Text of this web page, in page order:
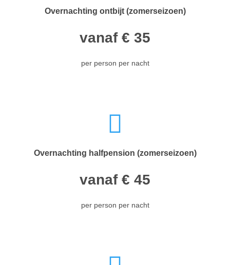
Overnachting ontbijt (zomerseizoen)
vanaf € 35
per person per nacht
Overnachting halfpension (zomerseizoen)
vanaf € 45
per person per nacht